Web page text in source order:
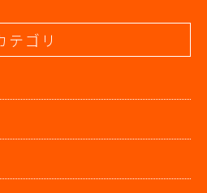
テゴリ